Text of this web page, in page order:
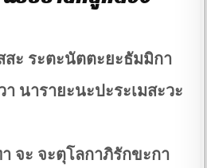
สะ ระตะนัตตะยะธัมมิกา
า นารายะนะปะระเมสะวะ
จะ จะตุโลกาภิรักขะกา